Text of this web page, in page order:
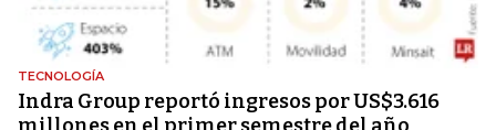
TECNOLOGÍA
Indra Group reportó ingresos por US$3.616